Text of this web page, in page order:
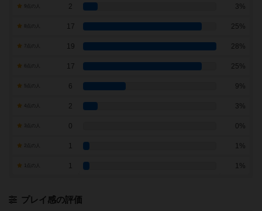
2 3%
17 25%
7点の人 19 28%
17 25%
6 9%
2 3%
0 0%
1 1%
1 1%
プレイ感の評価